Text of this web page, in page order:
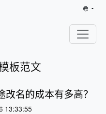
板范文
改名的成本有多高？
13:33:55